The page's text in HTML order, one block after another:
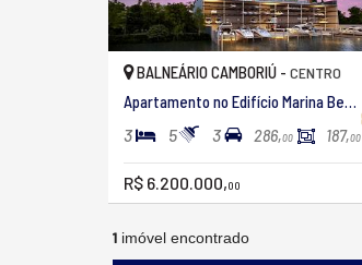
BALNEÁRIO CAMBORIÚ - CENTRO
Apartamento no Edifício Marina Beach Towers
3 5 3 286,00 187,00
R$ 6.200.000,00
1 imóvel encontrado